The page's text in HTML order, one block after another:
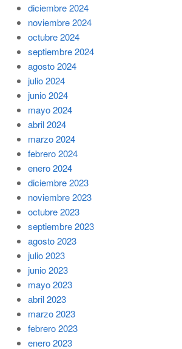
diciembre 2024
noviembre 2024
octubre 2024
septiembre 2024
agosto 2024
julio 2024
junio 2024
mayo 2024
abril 2024
marzo 2024
febrero 2024
enero 2024
diciembre 2023
noviembre 2023
octubre 2023
septiembre 2023
agosto 2023
julio 2023
junio 2023
mayo 2023
abril 2023
marzo 2023
febrero 2023
enero 2023